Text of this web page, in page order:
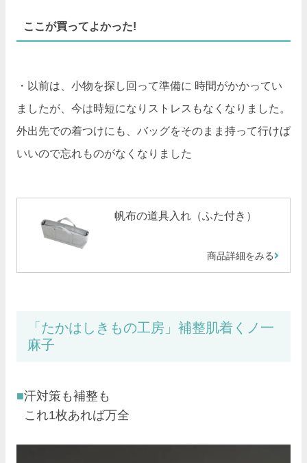
ここが買ってよかった!
・以前は、小物を探し回って準備に 時間がかかってい
ましたが、今は時短になりストレスもなくなりました。
外出先での着つけにも、バッグをそのまま持って行けば
いいので忘れものがなくなりました
帆布の道具入れ（ふた付き）
商品詳細をみる
「たかはしきもの工房」補整肌着くノ一
麻子
汗対策も補整も
これ1枚あれば万全